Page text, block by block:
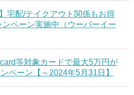
宅配/テイクアウト関係もお得
ンペーン実施中（ウーバーイー
等対象カードで最大5万円が
ペーン【～2024年5月31日】